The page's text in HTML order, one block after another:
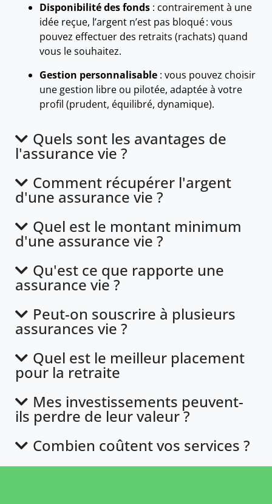
Disponibilité des fonds : contrairement à une
idée reçue, l’argent n’est pas bloqué : vous
pouvez effectuer des retraits (rachats) quand
vous le souhaitez.
Gestion personnalisable : vous pouvez choisir
une gestion libre ou pilotée, adaptée à votre
profil (prudent, équilibré, dynamique).
Quels sont les avantages de
l'assurance vie ?
Comment récupérer l'argent
d'une assurance vie ?
Quel est le montant minimum
d'une assurance vie ?
Qu'est ce que rapporte une
assurance vie ?
Peut-on souscrire à plusieurs
assurances vie ?
Quel est le meilleur placement
pour la retraite
Mes investissements peuvent-
ils perdre de leur valeur ?
Combien coûtent vos services ?